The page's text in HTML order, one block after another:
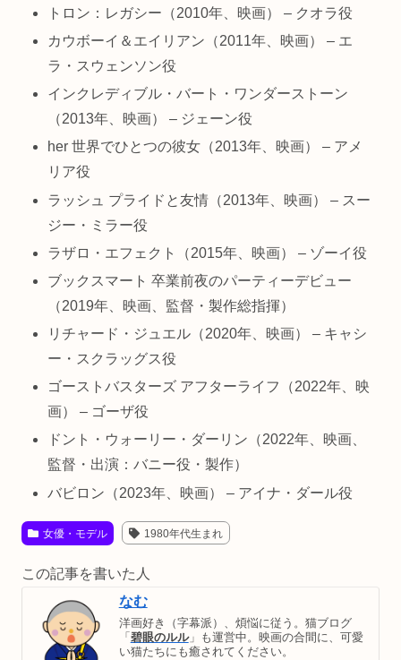
トロン：レガシー（2010年、映画） – クオラ役
カウボーイ＆エイリアン（2011年、映画） – エ
ラ・スウェンソン役
インクレディブル・バート・ワンダーストーン
（2013年、映画） – ジェーン役
her 世界でひとつの彼女（2013年、映画） – アメ
リア役
ラッシュ プライドと友情（2013年、映画） – スー
ジー・ミラー役
ラザロ・エフェクト（2015年、映画） – ゾーイ役
ブックスマート 卒業前夜のパーティーデビュー
（2019年、映画、監督・製作総指揮）
リチャード・ジュエル（2020年、映画） – キャシ
ー・スクラッグス役
ゴーストバスターズ アフターライフ（2022年、映
画） – ゴーザ役
ドント・ウォーリー・ダーリン（2022年、映画、
監督・出演：バニー役・製作）
バビロン（2023年、映画） – アイナ・ダール役
女優・モデル 1980年代生まれ
この記事を書いた人
なむ
洋画好き（字幕派）、煩悩に従う。猫ブログ
「 碧眼のルル」も運営中。映画の合間に、可愛
い猫たちにも癒されてください。